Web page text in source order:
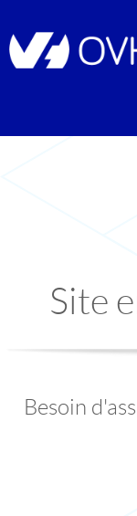
Site
Besoin